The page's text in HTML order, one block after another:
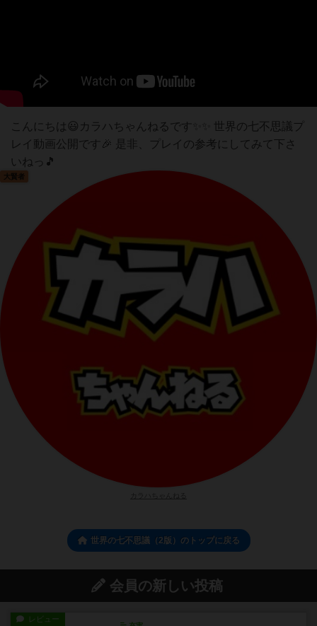
こんにちは😃カラハちゃんねるです✨✨ 世界の七不思議プ
レイ動画公開です🎉 是非、プレイの参考にしてみて下さ
いねっ🎵
大賢者
世界の七不思議（2版）のトップに戻る
会員の新しい投稿
レビュー